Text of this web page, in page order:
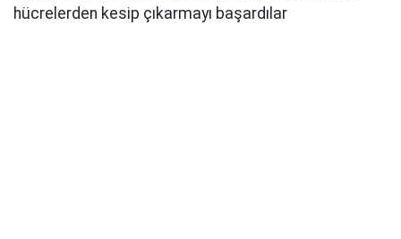
hücrelerden kesip çıkarmayı başardılar